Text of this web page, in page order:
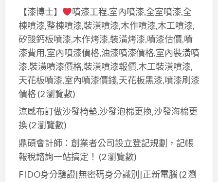
【漆博士】
噴漆工程,室內噴漆,全室噴漆,全
棟噴漆,整棟噴漆,裝潢噴漆,木作噴漆,木工噴漆,
矽酸鈣板噴漆,木作烤漆,裝潢烤漆,噴漆估價,噴
漆費用,室內噴漆價格,油漆噴漆價格,室內裝潢噴
漆,裝潢噴漆價格,裝潢噴漆報價,木工裝潢噴漆,
天花板噴漆,室內噴漆價錢,天花板黑漆,噴漆刷漆
價格(2 瀏覽數)
涼感布訂做沙發椅墊,沙發泡棉更換,沙發海棉更
換(2 瀏覽數)
鼎碩會計師：創業者公司設立登記規劃，記帳
報稅諮詢一站搞定！ (2 瀏覽數)
FIDO身分驗證|無密碼身分識別|正新電腦 (2 瀏